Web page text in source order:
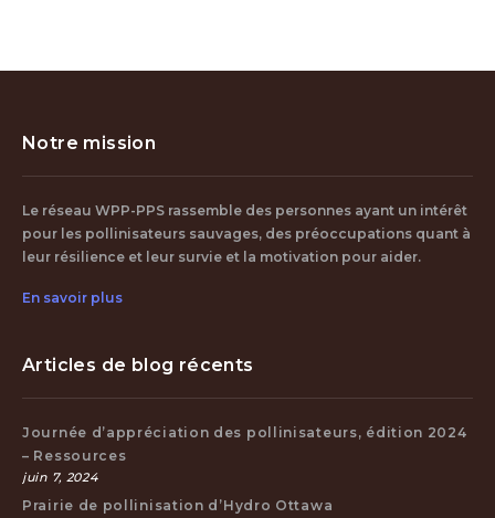
Notre mission
Le réseau WPP-PPS rassemble des personnes ayant un intérêt
pour les pollinisateurs sauvages, des préoccupations quant à
leur résilience et leur survie et la motivation pour aider.
En savoir plus
Articles de blog récents
Journée d’appréciation des pollinisateurs, édition 2024
– Ressources
juin 7, 2024
Prairie de pollinisation d’Hydro Ottawa